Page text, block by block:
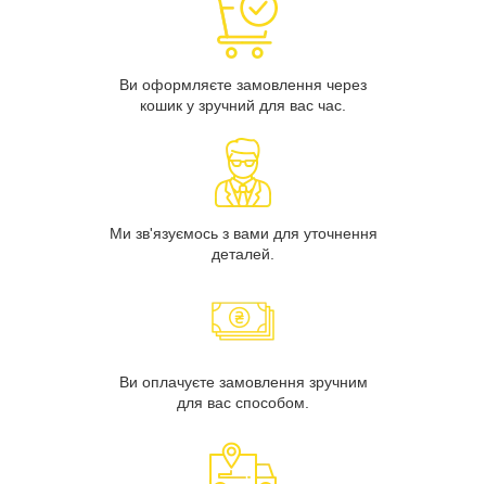
Ви оформляєте замовлення через
кошик у зручний для вас час.
Ми зв'язуємось з вами для уточнення
деталей.
Ви оплачуєте замовлення зручним
для вас способом.